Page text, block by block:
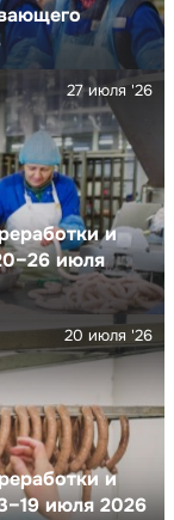
и
июля
27 июля '26
и
июля 2026
20 июля '26